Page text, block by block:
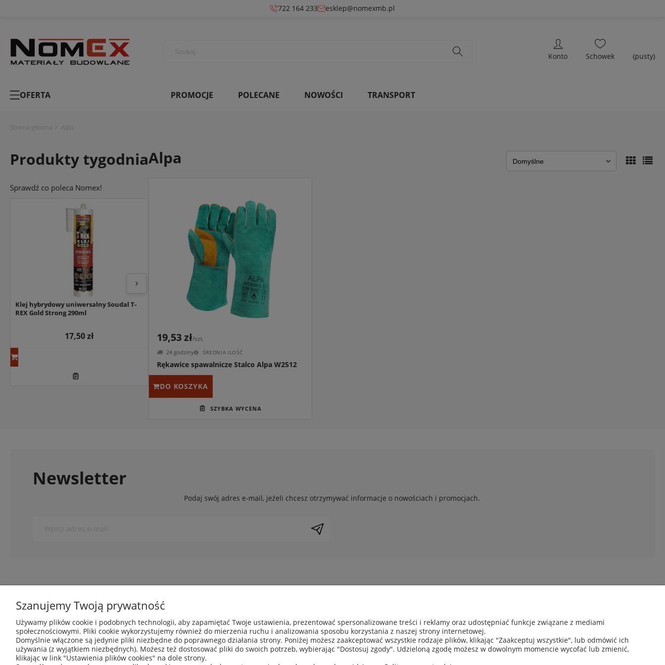
722 164 233 esklep@nomexmb.pl
(pusty)
OFERTA PROMOCJE POLECANE NOWOŚCI TRANSPORT
Strona główna Alpa
Produkty tygodnia
Sprawdź co poleca Nomex!
Klej hybrydowy uniwersalny Soudal T-
REX Gold Strong 290ml
17,50 zł
Zaprawa klejąca do ociepleń na
cemencie szarym Solbet Gabit Termo
Alpa
Rękawice spawalnicze Stalco Alpa W2512
19,53 zł/szt.
24 godziny ŚREDNIA ILOŚĆ
DO KOSZYKA
Newsletter
Podaj swój adres e-mail, jeżeli chcesz otrzymywać informacje o nowościach i promocjach.
O nas
Kontakt i dane firmy
O nas
Blog
Metody płatności
Polityka prywatności
Regulamin sklepu
Czas realizacji zamówienia
Jak kupować?
Pytania i odpowiedzi
Klient biznesowy
Twoje zamówienia
Ustawienia konta
Ulubione
Szanujemy Twoją prywatność
Używamy plików cookie i podobnych technologii, aby zapamiętać Twoje ustawienia, prezentować spersonalizowane treści i reklamy oraz udostępniać funkcje związane z mediami
społecznościowymi. Pliki cookie wykorzystujemy również do mierzenia ruchu i analizowania sposobu korzystania z naszej strony internetowej.
Domyślnie włączone są jedynie pliki niezbędne do poprawnego działania strony. Poniżej możesz zaakceptować wszystkie rodzaje plików, klikając "Zaakceptuj wszystkie", lub odmówić ich
używania (z wyjątkiem niezbędnych). Możesz też dostosować pliki do swoich potrzeb, wybierając "Dostosuj zgody". Udzieloną zgodę możesz w dowolnym momencie wycofać lub zmienić,
klikając w link "Ustawienia plików cookies" na dole strony.